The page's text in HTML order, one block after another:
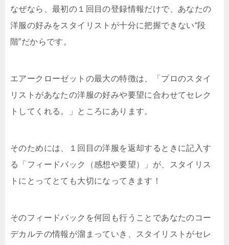
なぜなら、最初の１回目の登録情報だけで、あなたの
洋服の好みをスタイリストが十分に把握できない“段
階”だからです。
エアークローゼットの最大の特徴は、「プロのスタイ
リストがあなたの洋服の好みや要望に合わせてセレク
トしてくれる。」ところにあります。
そのためには、１回目の洋服を返却するときに記入す
る「フィードバック（感想や要望）」が、スタイリス
トにとってとても大切になってきます！
そのフィードバックを何回も行うことであなたのコー
デカルテの情報が溜まっていき、スタイリストがセレ